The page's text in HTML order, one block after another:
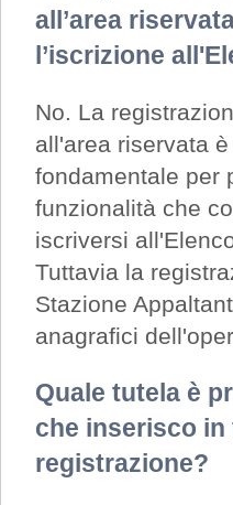
all’area
l’iscrizione
No. La
all'area riservata
fondamentale per
funzionalità che
iscriversi
Tuttavia la
Stazione
anagrafici
Quale tutela è
che inserisco in
registrazione?